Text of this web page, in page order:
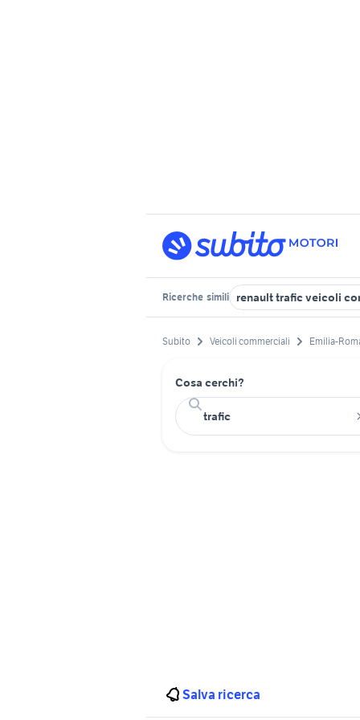
Ricerche simili renault trafic veicoli
Subito Veicoli commerciali Emilia-
Cosa cerchi?
Salva ricerca